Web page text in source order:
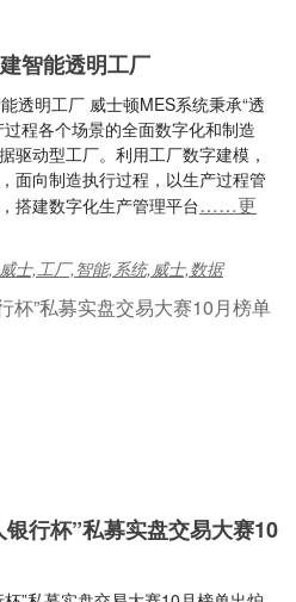
智能透明工厂
透明工厂 威士顿MES系统秉承“透
程各个场景的全面数字化和制造
驱动型工厂。利用工厂数字建模，
面向制造执行过程，以生产过程管
搭建数字化生产管理平台……更
威士,工厂,智能,系统,威士,数据
行杯”私募实盘交易大赛10